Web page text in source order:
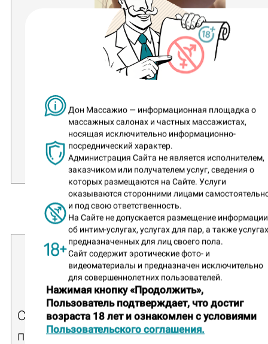
Дон Массажио — информационная площадка о
массажных салонах и частных массажистах,
носящая исключительно информационно-
посреднический характер.
Администрация Сайта не является исполнителем,
заказчиком или получателем услуг, сведения о
которых размещаются на Сайте. Услуги
оказываются сторонними лицами
и под свою ответственность.
На Сайте не допускается размещение информации
об интим-услугах, услугах для пар, а также
предназначенных для лиц своего пола.
Сайт содержит эротические фото- и
видеоматериалы и предназначен исключительно
для совершеннолетних пользователей.
Нажимая кнопку «Продолжить»,
Пользователь подтверждает, что достиг
возраста 18 лет и ознакомлен с условиями
Пользовательского соглашения.
С ног на голову
Вилена
частная массажистка
Стройняшка Вилена выступает за ЗОЖ и
призывает нас в самой что ни на есть